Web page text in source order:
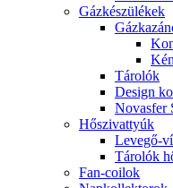
Gázkészülékek
Tárolók
Design
Novasfer
Hőszivattyúk
Levegő-
Tárolók
Fan-coilok